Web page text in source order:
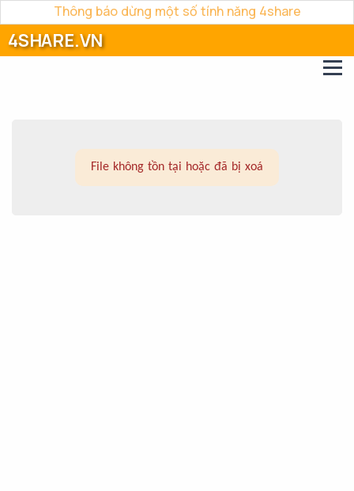
Thông báo dừng một số tính năng 4share
4SHARE.VN
File không tồn tại hoặc đã bị xoá